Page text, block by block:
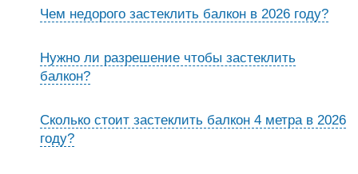
Чем недорого застеклить балкон в 2026 году?
Нужно ли разрешение чтобы застеклить
балкон?
Сколько стоит застеклить балкон 4 метра в 2026
году?